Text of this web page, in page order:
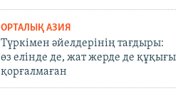
ОРТАЛЫҚ АЗИЯ
Түркімен әйелдерінің тағдыры:
өз елінде де, жат жерде де құқығы
қорғалмаған